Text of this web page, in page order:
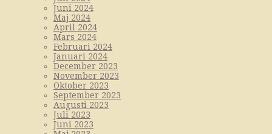
Juni 2024
Maj 2024
April 2024
Mars 2024
Februari 2024
Januari 2024
December 2023
November 2023
Oktober 2023
September 2023
Augusti 2023
Juli 2023
Juni 2023